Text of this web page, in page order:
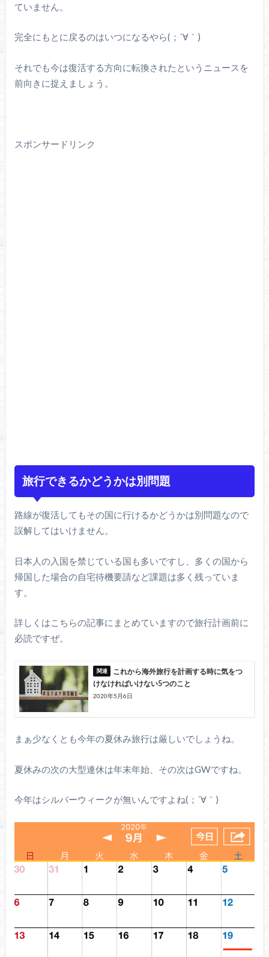
ていません。
完全にもとに戻るのはいつになるやら(；´∀｀)
それでも今は復活する方向に転換されたというニュースを
前向きに捉えましょう。
スポンサードリンク
旅行できるかどうかは別問題
路線が復活してもその国に行けるかどうかは別問題なので
誤解してはいけません。
日本人の入国を禁じている国も多いですし、多くの国から
帰国した場合の自宅待機要請など課題は多く残っていま
す。
詳しくはこちらの記事にまとめていますので旅行計画前に
必読ですぜ。
これから海外旅行を計画する時に気をつ
けなければいけない5つのこと
2020年5月6日
まぁ少なくとも今年の夏休み旅行は厳しいでしょうね。
夏休みの次の大型連休は年末年始、その次はGWですね。
今年はシルバーウィークが無いんですよね(；´∀｀)